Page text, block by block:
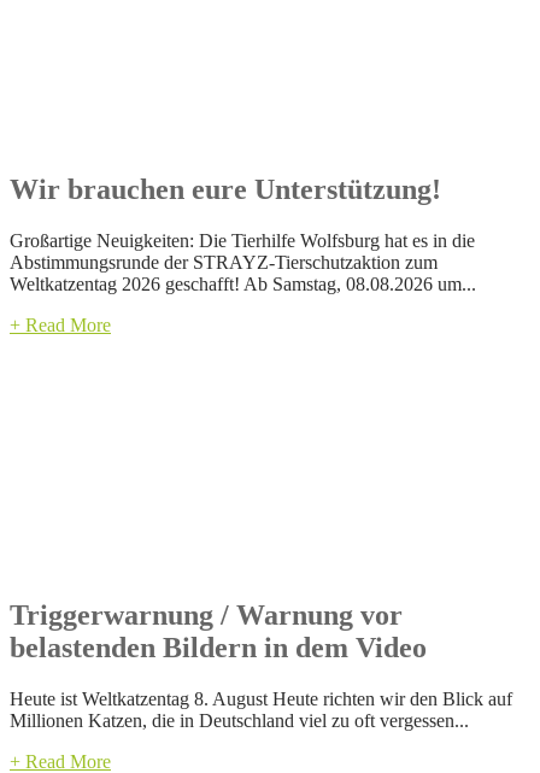
Wir brauchen eure Unterstützung!
Großartige Neuigkeiten: Die Tierhilfe Wolfsburg hat es in die
Abstimmungsrunde der STRAYZ-Tierschutzaktion zum
Weltkatzentag 2026 geschafft! Ab Samstag, 08.08.2026 um...
+ Read More
Triggerwarnung / Warnung vor
belastenden Bildern in dem Video
Heute ist Weltkatzentag 8. August Heute richten wir den Blick auf
Millionen Katzen, die in Deutschland viel zu oft vergessen...
+ Read More